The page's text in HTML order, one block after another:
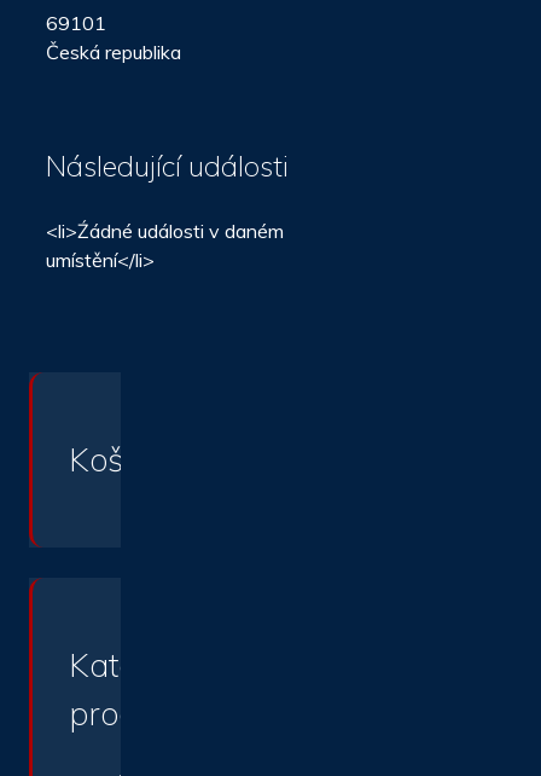
69101
Česká republika
Následující události
<li>Źádné události v daném
umístění</li>
Košík
Kategorie
produktu